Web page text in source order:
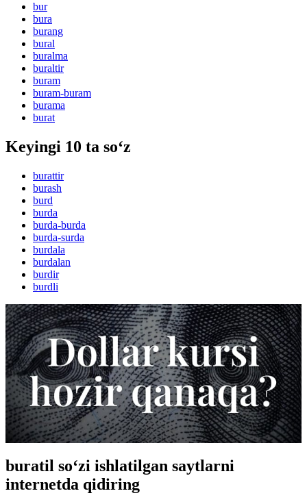
bur
bura
burang
bural
buralma
buraltir
buram
buram-buram
burama
burat
Keyingi 10 ta so‘z
burattir
burash
burd
burda
burda-burda
burda-surda
burdala
burdalan
burdir
burdli
buratil so‘zi ishlatilgan saytlarni
internetda qidiring